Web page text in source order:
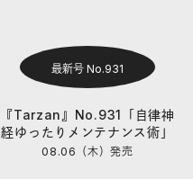
最新号 No.931
『Tarzan』No.931「自律神
経ゆったりメンテナンス術」
08.06（木）発売